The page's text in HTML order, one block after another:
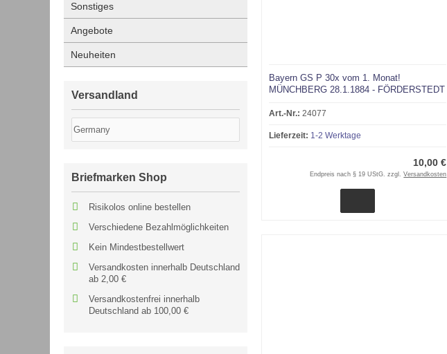
Bayern GS P 30x vom 1. Monat!
MÜNCHBERG 28.1.1884 - FÖRDERSTEDT
Art.-Nr.: 24077
Lieferzeit: 1-2 Werktage
10,00 €
Endpreis nach § 19 UStG. zzgl.Versandkosten
Sonstiges
Angebote
Neuheiten
Versandland
Briefmarken Shop
Risikolos online bestellen
Verschiedene Bezahlmöglichkeiten
Kein Mindestbestellwert
Versandkosten innerhalb Deutschland
ab 2,00 €
Versandkostenfrei innerhalb
Deutschland ab 100,00 €